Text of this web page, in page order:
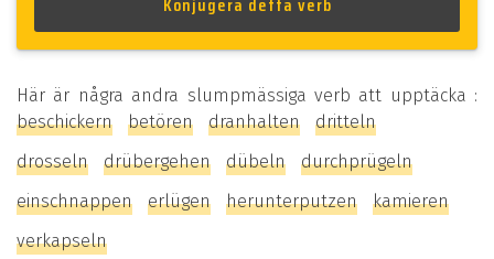
Här är några andra slumpmässiga verb att upptäcka :
beschickern
betören dranhalten
dritteln
drosseln
drübergehen dübeln
durchprügeln
einschnappen
erlügen herunterputzen
kamieren
verkapseln